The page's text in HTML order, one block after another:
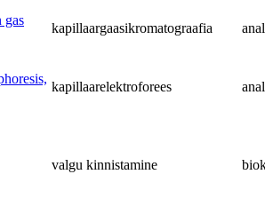
gas
kapillaargaasikromatograafia
kapillaarelektroforees
valgu kinnistamine